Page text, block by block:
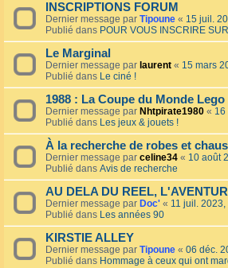
INSCRIPTIONS FORUM
Dernier message par Tipoune « 15 juil.
Publié dans POUR VOUS INSCRIRE
Le Marginal
Dernier message par laurent « 15 mars
Publié dans Le ciné !
1988 : La Coupe du Monde Lego
Dernier message par Nhtpirate1980 « 16
Publié dans Les jeux & jouets !
À la recherche de robes et
Dernier message par celine34 « 10 août
Publié dans Avis de recherche
AU DELA DU REEL,
Dernier message par Doc' « 11 juil. 2023,
Publié dans Les années 90
KIRSTIE ALLEY
Dernier message par Tipoune « 06 déc.
Publié dans Hommage à ceux qui ont